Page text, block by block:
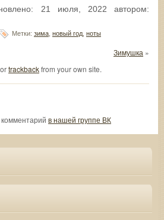
21 июля, 2022 автором:
Метки: зима новый год ноты
Зимушка »
trackbackfrom your own site.
в нашей группе ВК